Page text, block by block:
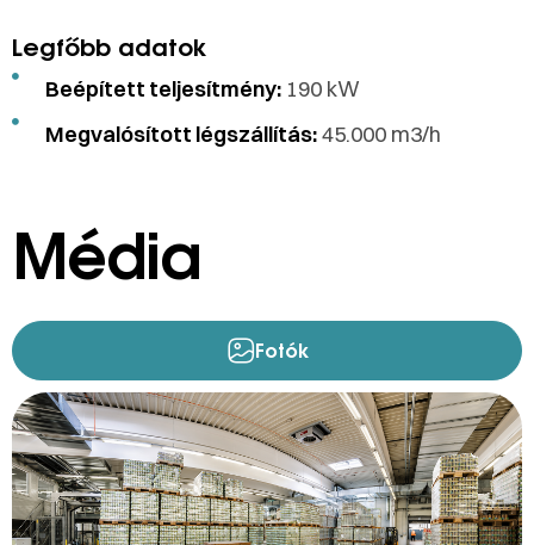
Legfőbb adatok
Beépített teljesítmény:190 kW
Megvalósított légszállítás:45.000 m3/h
Média
Fotók